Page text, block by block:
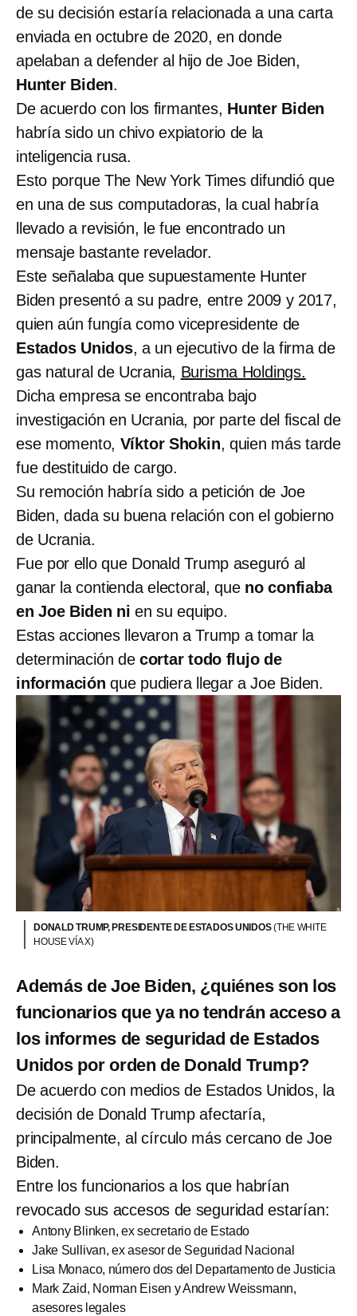
de su decisión estaría relacionada a una carta
enviada en octubre de 2020, en donde
apelaban a defender al hijo de Joe Biden,
Hunter Biden.
De acuerdo con los firmantes, Hunter Biden
habría sido un chivo expiatorio de la
inteligencia rusa.
Esto porque The New York Times difundió que
en una de sus computadoras, la cual habría
llevado a revisión, le fue encontrado un
mensaje bastante revelador.
Este señalaba que supuestamente Hunter
Biden presentó a su padre, entre 2009 y 2017,
quien aún fungía como vicepresidente de
Estados Unidos, a un ejecutivo de la firma de
gas natural de Ucrania, Burisma Holdings.
Dicha empresa se encontraba bajo
investigación en Ucrania, por parte del fiscal de
ese momento, Víktor Shokin, quien más tarde
fue destituido de cargo.
Su remoción habría sido a petición de Joe
Biden, dada su buena relación con el gobierno
de Ucrania.
Fue por ello que Donald Trump aseguró al
ganar la contienda electoral, que no confiaba
en Joe Biden nien su equipo.
Estas acciones llevaron a Trump a tomar la
determinación de cortar todo flujo de
información que pudiera llegar a Joe Biden.
DONALD TRUMP, PRESIDENTE DE ESTADOS UNIDOS(THE WHITE
HOUSE VÍA X)
Además de Joe Biden, ¿quiénes son los
funcionarios que ya no tendrán acceso a
los informes de seguridad de Estados
Unidos por orden de Donald Trump?
De acuerdo con medios de Estados Unidos, la
decisión de Donald Trump afectaría,
principalmente, al círculo más cercano de Joe
Biden.
Entre los funcionarios a los que habrían
revocado sus accesos de seguridad estarían:
Antony Blinken, ex secretario de Estado
Jake Sullivan, ex asesor de Seguridad Nacional
Lisa Monaco, número dos del Departamento de Justicia
Mark Zaid, Norman Eisen y Andrew Weissmann,
asesores legales